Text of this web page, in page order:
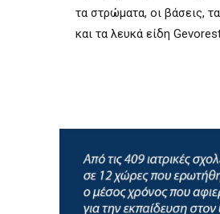
τα στρώματα, οι βάσεις,
και τα λευκά είδη